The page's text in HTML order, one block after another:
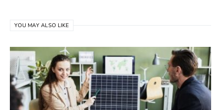
YOU MAY ALSO LIKE